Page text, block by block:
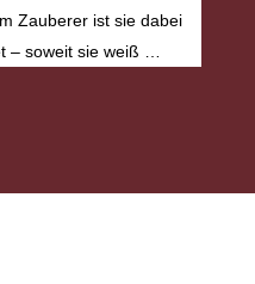
Zauberer ist sie dabei
– soweit sie weiß …